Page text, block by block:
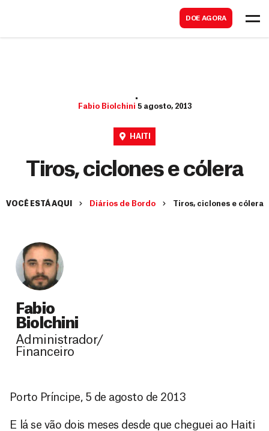
DOE AGORA
Fabio Biolchini 5 agosto, 2013
HAITI
Tiros, ciclones e cólera
VOCÊ ESTÁ AQUI Diários de Bordo Tiros, ciclones e cólera
Fabio
Biolchini
Administrador/
Financeiro
Porto Príncipe, 5 de agosto de 2013
E lá se vão dois meses desde que cheguei ao Haiti
r